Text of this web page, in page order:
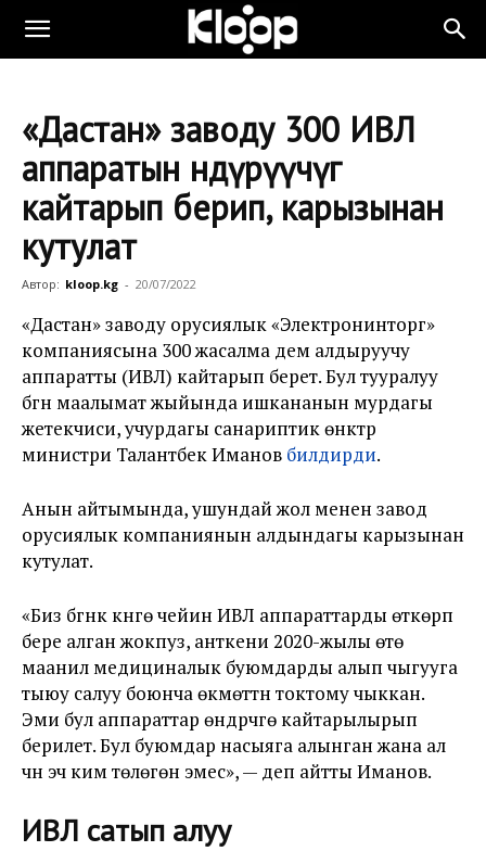
«Дастан» заводу 300 ИВЛ
аппаратын өндүрүүчүгө
кайтарып берип, карызынан
кутулат
Автор: kloop.kg - 20/07/2022
«Дастан» заводу орусиялык «Электронинторг»
компаниясына 300 жасалма дем алдыруучу
аппаратты (ИВЛ) кайтарып берет. Бул тууралуу
бүгүн маалымат жыйында ишкананын мурдагы
жетекчиси, учурдагы санариптик өнүктүрүү
министри Талантбек Иманов билдирди.
Анын айтымында, ушундай жол менен завод
орусиялык компаниянын алдындагы карызынан
кутулат.
«Биз бүгүнкү күнгө чейин ИВЛ аппараттарды өткөрүп
бере алган жокпуз, анткени 2020-жылы өтө
маанилүү медициналык буюмдарды алып чыгууга
тыюу салуу боюнча өкмөттүн токтому чыккан.
Эми бул аппараттар өндүрүүчүгө кайтарылырып
берилет. Бул буюмдар насыяга алынган жана ал
үчүн эч ким төлөгөн эмес», — деп айтты Иманов.
ИВЛ сатып алуу